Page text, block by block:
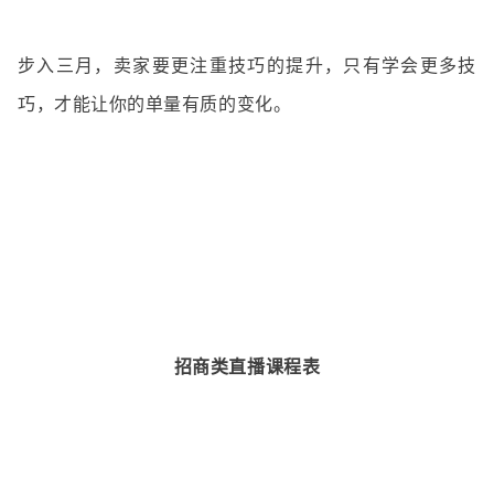
步入三月，卖家要更注重技巧的提升，只有学会更多技
巧，才能让你的单量有质的变化。
招商类直播课程表